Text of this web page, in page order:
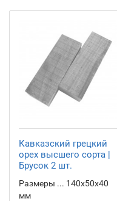
Кавказский грецкий
орех высшего сорта |
Брусок 2 шт.
Размеры ... 140х50х40
мм